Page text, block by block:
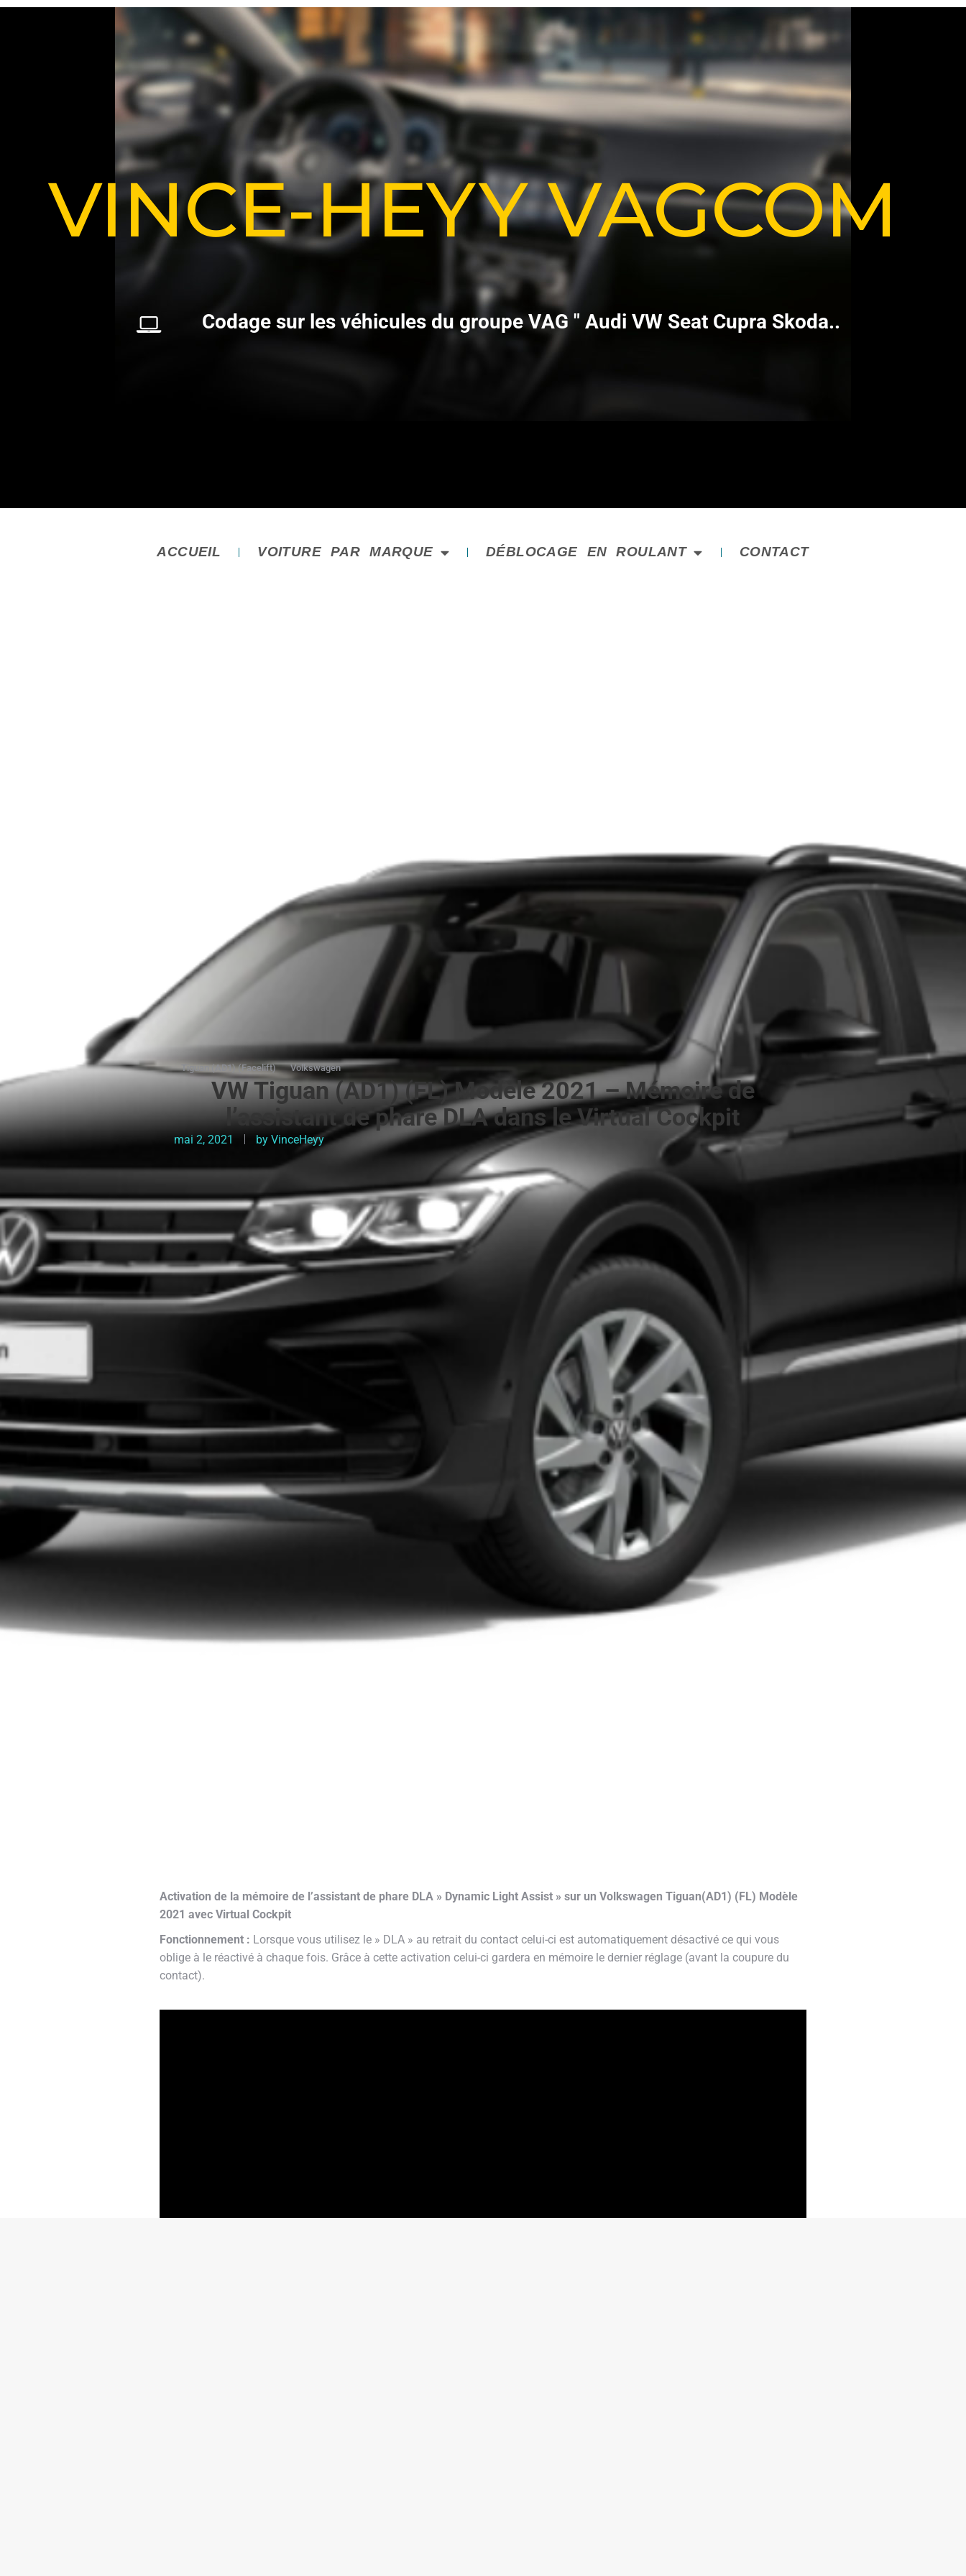
VINCE-HEYY VAGCOM
Codage sur les véhicules du groupe VAG " Audi VW Seat Cupra Skoda..
ACCUEIL VOITURE PAR MARQUE DÉBLOCAGE EN ROULANT CONTACT
Tiguan (AD1) (Facelift) Volkswagen
VW Tiguan (AD1) (FL) Modèle 2021 – Mémoire de
l’assistant de phare DLA dans le Virtual Cockpit
mai 2, 2021 by VinceHeyy
Activation de la mémoire de l’assistant de phare DLA » Dynamic Light Assist » sur un Volkswagen Tiguan(AD1) (FL) Modèle
2021 avec Virtual Cockpit
Fonctionnement : Lorsque vous utilisez le » DLA » au retrait du contact celui-ci est automatiquement désactivé ce qui vous
oblige à le réactivé à chaque fois. Grâce à cette activation celui-ci gardera en mémoire le dernier réglage (avant la coupure du
contact).